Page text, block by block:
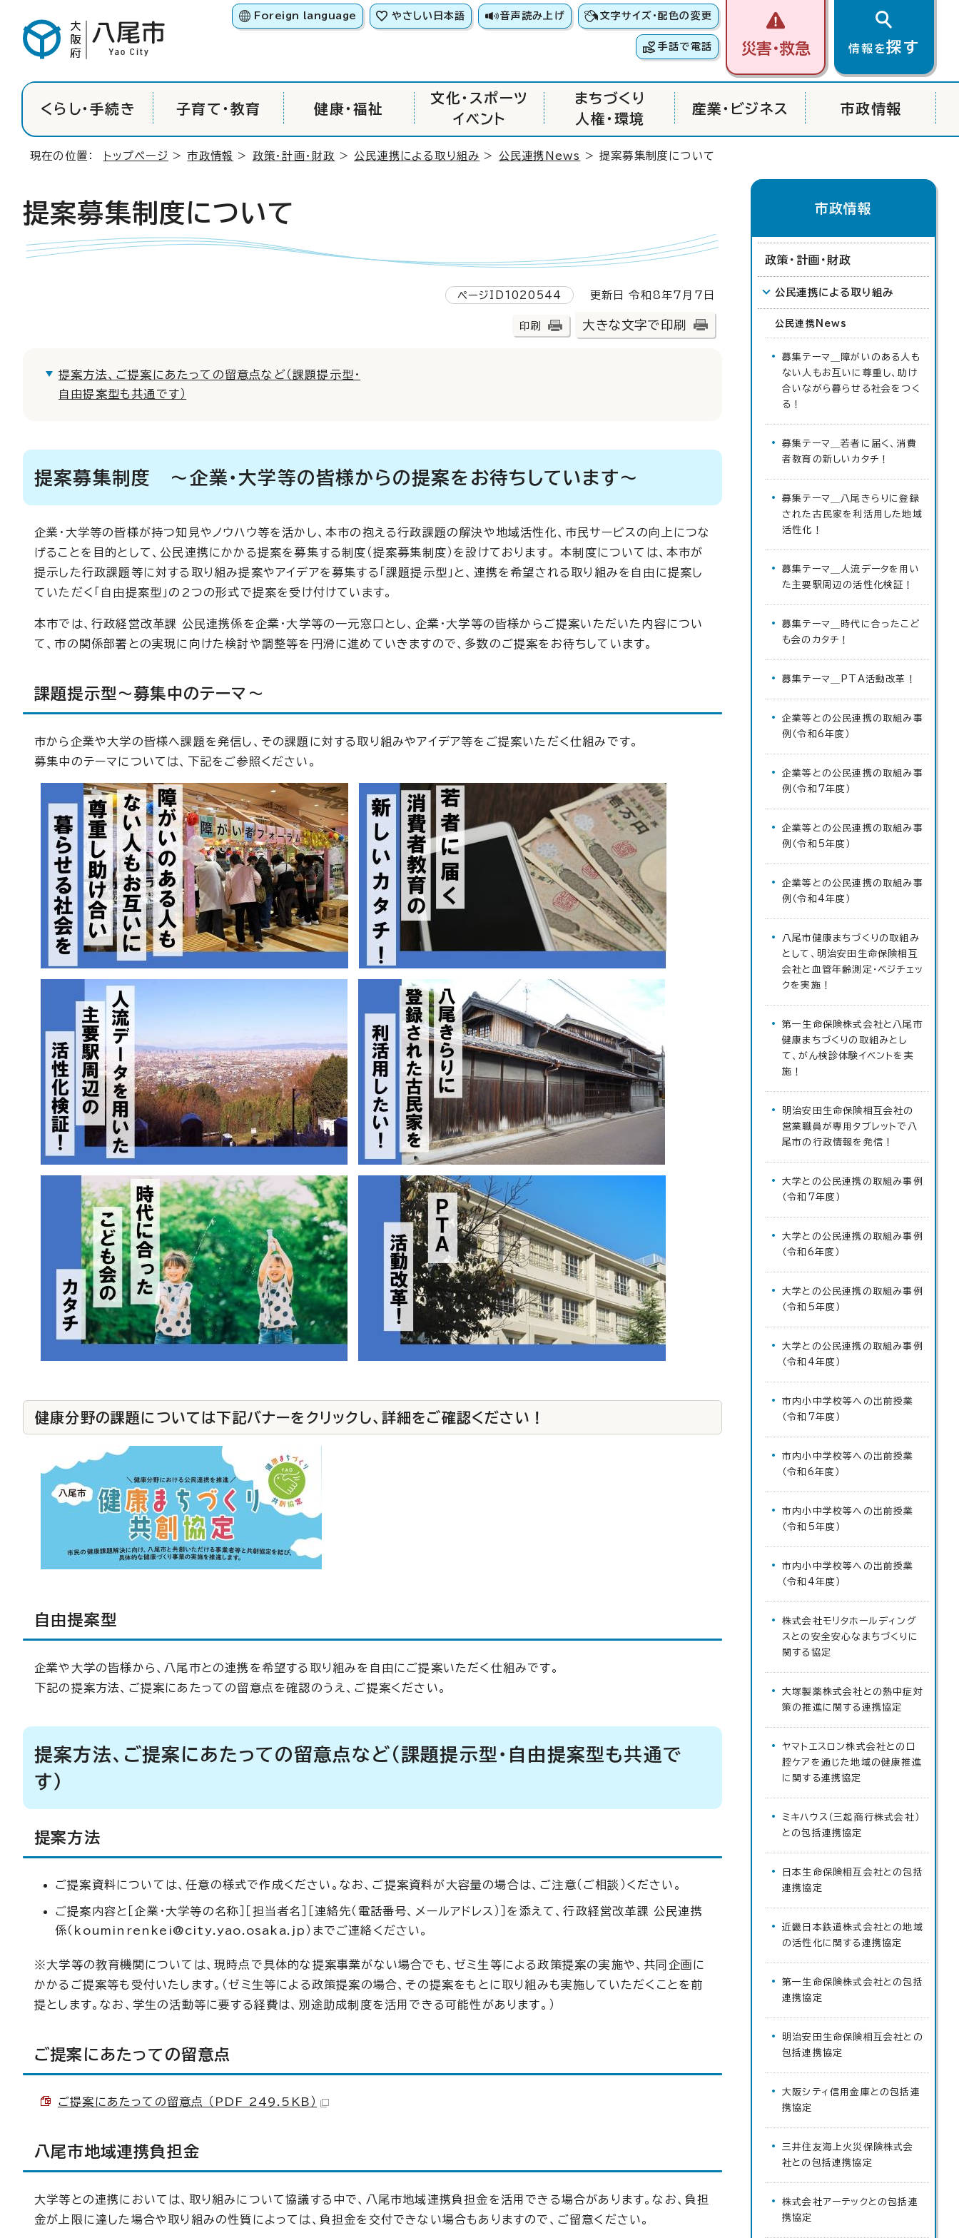
Foreign language やさしい日本語 音声読み上げ 文字サイズ・配色の変更
手話で電話 災害・救急 情報を探す
くらし・手続き 子育て・教育 健康・福祉
文化・スポーツ
イベント
まちづくり
人権・環境
産業・ビジネス 市政情報
現在の位置： トップページ >市政情報 > 政策・計画・財政 >公民連携による取り組み > 公民連携News > 提案募集制度について
提案募集制度について
ページID1020544 更新日 令和8年7月7日
印刷 大きな文字で印刷
提案方法、ご提案にあたっての留意点など（課題提示型・
自由提案型も共通です）
提案募集制度 ～企業・大学等の皆様からの提案をお待ちしています～
企業・大学等の皆様が持つ知見やノウハウ等を活かし、本市の抱える行政課題の解決や地域活性化、市民サービスの向上につな
げることを目的として、公民連携にかかる提案を募集する制度（提案募集制度）を設けております。 本制度については、本市が
提示した行政課題等に対する取り組み提案やアイデアを募集する「課題提示型」と、連携を希望される取り組みを自由に提案し
ていただく「自由提案型」の2つの形式で提案を受け付けています。
本市では、行政経営改革課 公民連携係を企業・大学等の一元窓口とし、企業・大学等の皆様からご提案いただいた内容につい
て、市の関係部署との実現に向けた検討や調整等を円滑に進めていきますので、多数のご提案をお待ちしています。
課題提示型～募集中のテーマ～
市から企業や大学の皆様へ課題を発信し、その課題に対する取り組みやアイデア等をご提案いただく仕組みです。
募集中のテーマについては、下記をご参照ください。
健康分野の課題については下記バナーをクリックし、詳細をご確認ください！
自由提案型
企業や大学の皆様から、八尾市との連携を希望する取り組みを自由にご提案いただく仕組みです。
下記の提案方法、ご提案にあたっての留意点を確認のうえ、ご提案ください。
提案方法、ご提案にあたっての留意点など（課題提示型・自由提案型も共通で
す）
提案方法
ご提案資料については、任意の様式で作成ください。なお、ご提案資料が大容量の場合は、ご注意（ご相談）ください。
ご提案内容と［企業・大学等の名称］［担当者名］［連絡先（電話番号、メールアドレス）］を添えて、行政経営改革課 公民連携
係（kouminrenkei@city.yao.osaka.jp）までご連絡ください。
※大学等の教育機関については、現時点で具体的な提案事業がない場合でも、ゼミ生等による政策提案の実施や、共同企画に
かかるご提案等も受付いたします。（ゼミ生等による政策提案の場合、その提案をもとに取り組みも実施していただくことを前
提とします。なお、学生の活動等に要する経費は、別途助成制度を活用できる可能性があります。）
ご提案にあたっての留意点
ご提案にあたっての留意点 （PDF 249.5KB）
八尾市地域連携負担金
大学等との連携においては、取り組みについて協議する中で、八尾市地域連携負担金を活用できる場合があります。なお、負担
金が上限に達した場合や取り組みの性質によっては、負担金を交付できない場合もありますので、ご留意ください。
市政情報
政策・計画・財政
公民連携による取り組み
公民連携News
募集テーマ＿障がいのある人も
ない人もお互いに尊重し、助け
合いながら暮らせる社会をつく
る！
募集テーマ＿若者に届く、消費
者教育の新しいカタチ！
募集テーマ＿八尾きらりに登録
された古民家を利活用した地域
活性化！
募集テーマ＿人流データを用い
た主要駅周辺の活性化検証！
募集テーマ＿時代に合ったこど
も会のカタチ！
募集テーマ＿PTA活動改革！
企業等との公民連携の取組み事
例（令和6年度）
企業等との公民連携の取組み事
例（令和7年度）
企業等との公民連携の取組み事
例（令和5年度）
企業等との公民連携の取組み事
例（令和4年度）
八尾市健康まちづくりの取組み
として、明治安田生命保険相互
会社と血管年齢測定・ベジチェッ
クを実施！
第一生命保険株式会社と八尾市
健康まちづくりの取組みとし
て、がん検診体験イベントを実
施！
明治安田生命保険相互会社の
営業職員が専用タブレットで八
尾市の行政情報を発信！
大学との公民連携の取組み事例
（令和7年度）
大学との公民連携の取組み事例
（令和6年度）
大学との公民連携の取組み事例
（令和5年度）
大学との公民連携の取組み事例
（令和4年度）
市内小中学校等への出前授業
（令和7年度）
市内小中学校等への出前授業
（令和6年度）
市内小中学校等への出前授業
（令和5年度）
市内小中学校等への出前授業
（令和4年度）
株式会社モリタホールディング
スとの安全安心なまちづくりに
関する協定
大塚製薬株式会社との熱中症対
策の推進に関する連携協定
ヤマトエスロン株式会社との口
腔ケアを通じた地域の健康推進
に関する連携協定
ミキハウス（三起商行株式会社）
との包括連携協定
日本生命保険相互会社との包括
連携協定
近畿日本鉄道株式会社との地域
の活性化に関する連携協定
第一生命保険株式会社との包括
連携協定
明治安田生命保険相互会社との
包括連携協定
大阪シティ信用金庫との包括連
携協定
三井住友海上火災保険株式会
社との包括連携協定
株式会社アーテックとの包括連
携協定